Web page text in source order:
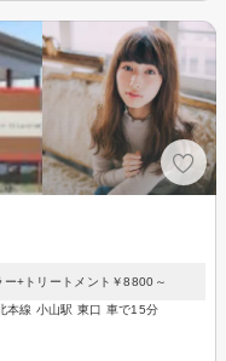
ー+トリートメント￥8800～
本線 小山駅 東口 車で15分